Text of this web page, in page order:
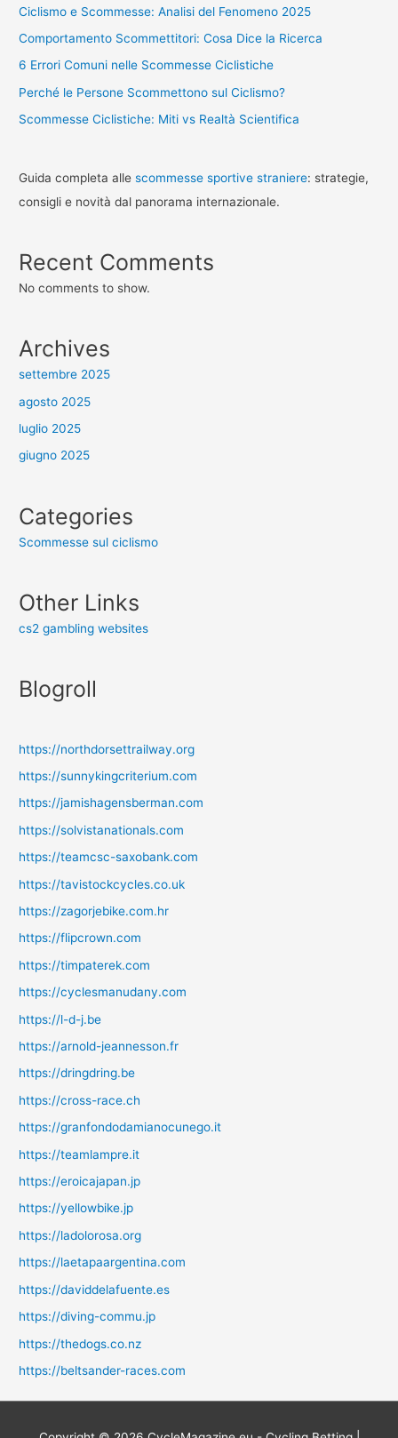
Ciclismo e Scommesse: Analisi del Fenomeno 2025
Comportamento Scommettitori: Cosa Dice la Ricerca
6 Errori Comuni nelle Scommesse Ciclistiche
Perché le Persone Scommettono sul Ciclismo?
Scommesse Ciclistiche: Miti vs Realtà Scientifica
Guida completa allescommesse sportive straniere: strategie,
consigli e novità dal panorama internazionale.
Recent Comments
No comments to show.
Archives
settembre 2025
agosto 2025
luglio 2025
giugno 2025
Categories
Scommesse sul ciclismo
Other Links
cs2 gambling websites
Blogroll
https://northdorsettrailway.org
https://sunnykingcriterium.com
https://jamishagensberman.com
https://solvistanationals.com
https://teamcsc-saxobank.com
https://tavistockcycles.co.uk
https://zagorjebike.com.hr
https://flipcrown.com
https://timpaterek.com
https://cyclesmanudany.com
https://l-d-j.be
https://arnold-jeannesson.fr
https://dringdring.be
https://cross-race.ch
https://granfondodamianocunego.it
https://teamlampre.it
https://eroicajapan.jp
https://yellowbike.jp
https://ladolorosa.org
https://laetapaargentina.com
https://daviddelafuente.es
https://diving-commu.jp
https://thedogs.co.nz
https://beltsander-races.com